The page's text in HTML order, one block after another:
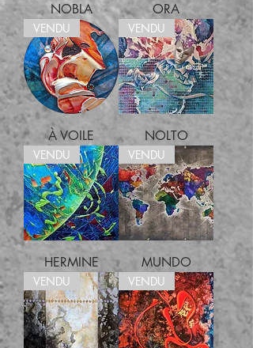
NOBLA ORA
VENDU
À VOILE
VENDU
NOLTO
VENDU
HERMINE
VENDU
MUNDO
VENDU VENDU